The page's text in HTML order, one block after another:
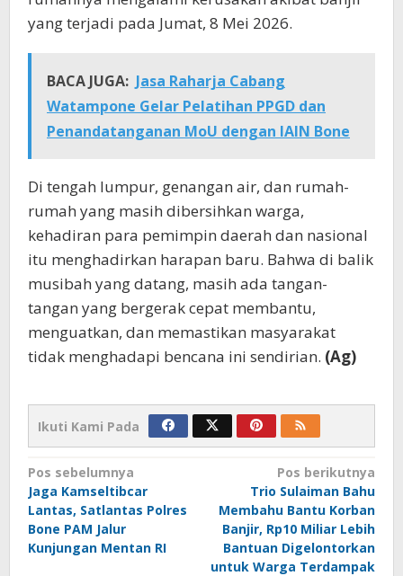
yang terjadi pada Jumat, 8 Mei 2026.
BACA JUGA: Jasa Raharja Cabang
Watampone Gelar Pelatihan PPGD dan
Penandatanganan MoU dengan IAIN Bone
Di tengah lumpur, genangan air, dan rumah-
rumah yang masih dibersihkan warga,
kehadiran para pemimpin daerah dan nasional
itu menghadirkan harapan baru. Bahwa di balik
musibah yang datang, masih ada tangan-
tangan yang bergerak cepat membantu,
menguatkan, dan memastikan masyarakat
tidak menghadapi bencana ini sendirian. (Ag)
Ikuti Kami Pada
Navigasi
pos
Pos sebelumnya
Jaga Kamseltibcar
Lantas, Satlantas Polres
Bone PAM Jalur
Kunjungan Mentan RI
Pos berikutnya
Trio Sulaiman Bahu
Membahu Bantu Korban
Banjir, Rp10 Miliar Lebih
Bantuan Digelontorkan
untuk Warga Terdampak